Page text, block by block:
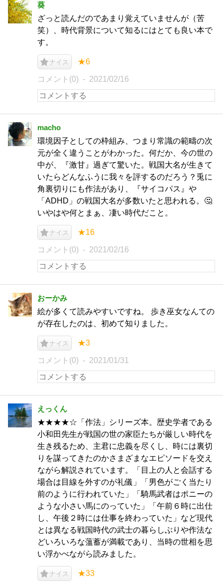
葵
ざっと読んだのであまり覚えていませんが（苦
笑）、時代背景について知るにはとても良い本で
す。
ナイス ★6
コメント(0) 2021/02/16
macho
環境因子としての枠組み、つまり常識の範疇の次
元が全く違うことがわかった。何だか、今の世の
中が、『激甘』過ぎて驚いた。戦国大名が生きて
いたらどんなふうに我々を評するのだろう？兎に
角裏切りにも作法があり、『サイコパス』や
「ADHD」の戦国大名が多数いたと思われる。🤔
いやはや何とまぁ、凄い時代だこと。
ナイス ★16
コメント(0) 2021/02/16
おーかみ
絵が多くて読みやすいですね。 歩き巫女なんての
が存在したのは、初めて知りました。
ナイス ★3
コメント(0) 2021/01/31
えっくん
★★★★☆「作法」シリーズ本。歴史学者である
小和田先生が戦国の世の家臣たちが厳しい時代を
生き残るため、主君に忠義を尽くし、時には裏切
りを謀ってきたのかさまざまなエピソードを交え
ながら解説されています。「目上の人と会話する
場合は目線を外すのが礼儀」「男色がごく当たり
前のように行われていた」「騎馬武者はポニーの
ような小さい馬にのっていた」「午前６時に出仕
し、午後２時には仕事を終わっていた」など現代
とは異なる戦国時代の武士の暮らしぶりや作法な
どいろいろな薀蓄が満載であり、当時の世相を思
い浮かべながら読みました。
ナイス ★33